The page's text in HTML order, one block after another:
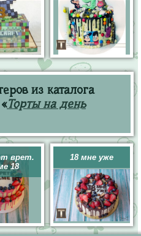
из каталога
Торты на день
врет.
18
18 мне уже